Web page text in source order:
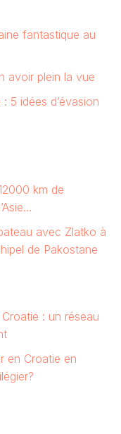
fantastique au
avoir plein la vue
5 idées d’évasion
km de
avec Zlatko à
de Pakostane
: un réseau
en Croatie en